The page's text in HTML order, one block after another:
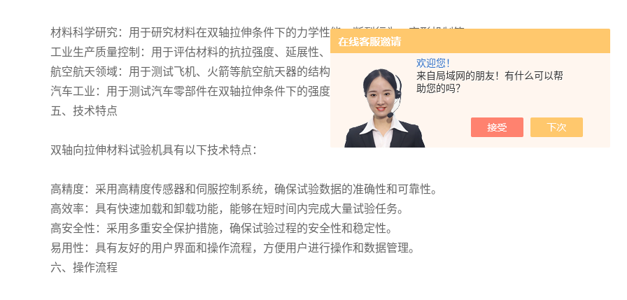
欢迎您！
来自局域网的朋友！有什么可以帮
助您的吗？
材料科学研究：用于研究材料在双轴拉伸条件下的力学性能、断裂行为、变形机制等。
工业生产质量控制：用于评估材料的抗拉强度、延展性、耐疲劳性等性能指标，确保产品质量符合标准。
航空航天领域：用于测试飞机、火箭等航空航天器的结构材料在复杂受力条件下的性能。
汽车工业：用于测试汽车零部件在双轴拉伸条件下的强度和耐久性。
五、技术特点
双轴向拉伸材料试验机具有以下技术特点：
高精度：采用高精度传感器和伺服控制系统，确保试验数据的准确性和可靠性。
高效率：具有快速加载和卸载功能，能够在短时间内完成大量试验任务。
高安全性：采用多重安全保护措施，确保试验过程的安全性和稳定性。
易用性：具有友好的用户界面和操作流程，方便用户进行操作和数据管理。
六、操作流程